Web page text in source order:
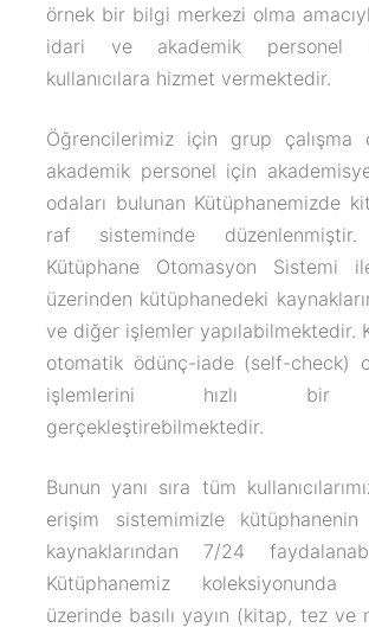
örnek bir bilgi merkezi olma
idari ve akademik personel
kullanıcılara hizmet vermektedir.
Öğrencilerimiz için grup çalışma
akademik personel için
odaları bulunan Kütüphanemizde
raf sisteminde düzenlenmiştir.
Kütüphane Otomasyon Sistemi
üzerinden kütüphanedeki
ve diğer işlemler yapılabilmektedir.
otomatik ödünç-iade (self-check)
işlemlerini hızlı bir
gerçekleştirebilmektedir.
Bunun yanı sıra tüm
erişim sistemimizle kütüphanenin
kaynaklarından 7/24
Kütüphanemiz koleksiyonunda
üzerinde basılı yayın (kitap, tez ve